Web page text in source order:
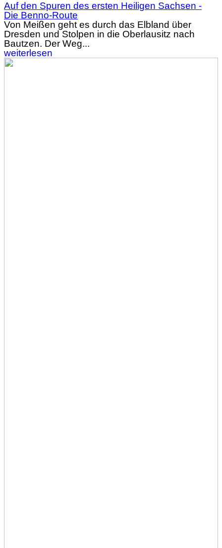
Auf den Spuren des ersten Heiligen Sachsen -
Die Benno-Route
Von Meißen geht es durch das Elbland über
Dresden und Stolpen in die Oberlausitz nach
Bautzen. Der Weg...
weiterlesen